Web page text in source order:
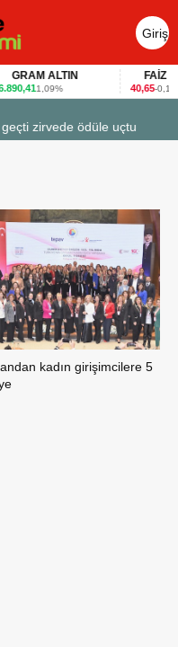
Giriş
Yap
GRAM ALTIN
1,09%
FAİZ
40,65-0,12%
bu anket ile değerlendirdi
kadın girişimcilere 5